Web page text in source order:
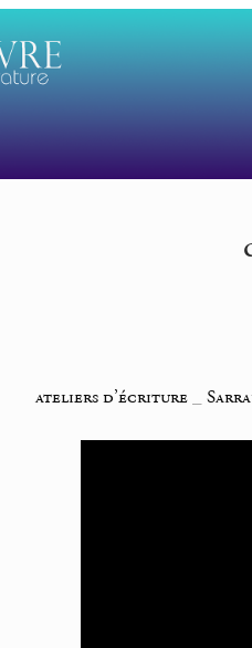
ateliers d’écriture_